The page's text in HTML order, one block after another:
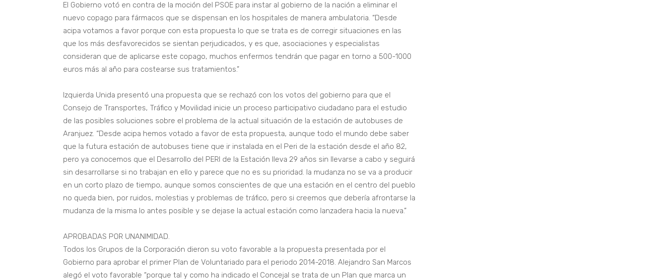
El Gobierno votó en contra de la moción del PSOE para instar al gobierno de la nación a eliminar el
nuevo copago para fármacos que se dispensan en los hospitales de manera ambulatoria. “Desde
acipa votamos a favor porque con esta propuesta lo que se trata es de corregir situaciones en las
que los más desfavorecidos se sientan perjudicados, y es que, asociaciones y especialistas
consideran que de aplicarse este copago, muchos enfermos tendrán que pagar en torno a 500-1000
euros más al año para costearse sus tratamientos.”
Izquierda Unida presentó una propuesta que se rechazó con los votos del gobierno para que el
Consejo de Transportes, Tráfico y Movilidad inicie un proceso participativo ciudadano para el estudio
de las posibles soluciones sobre el problema de la actual situación de la estación de autobuses de
Aranjuez. “Desde acipa hemos votado a favor de esta propuesta, aunque todo el mundo debe saber
que la futura estación de autobuses tiene que ir instalada en el Peri de la estación desde el año 82,
pero ya conocemos que el Desarrollo del PERI de la Estación lleva 29 años sin llevarse a cabo y seguirá
sin desarrollarse si no trabajan en ello y parece que no es su prioridad. la mudanza no se va a producir
en un corto plazo de tiempo, aunque somos conscientes de que una estación en el centro del pueblo
no queda bien, por ruidos, molestias y problemas de tráfico, pero si creemos que debería afrontarse la
mudanza de la misma lo antes posible y se dejase la actual estación como lanzadera hacia la nueva.”
APROBADAS POR UNANIMIDAD.
Todos los Grupos de la Corporación dieron su voto favorable a la propuesta presentada por el
Gobierno para aprobar el primer Plan de Voluntariado para el periodo 2014-2018. Alejandro San Marcos
alegó el voto favorable “porque tal y como ha indicado el Concejal se trata de un Plan que marca un